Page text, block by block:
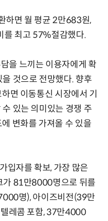
하면 월 평균 2만683원,
를 최고 57%절감했다.
을 느끼는 이용자에게 확
것으로 전망했다. 향후
면 이동통신 시장에서 기
있는 의미있는 경쟁 주
변화를 가져올 수 있을
입자를 확보, 가장 많은
가 81만8000명으로 뒤를
명), 아이즈비전(39만
레콤 포함, 37만4000